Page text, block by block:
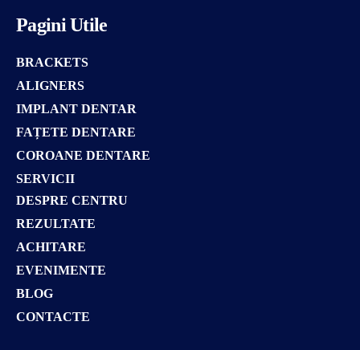
Pagini Utile
BRACKETS
ALIGNERS
IMPLANT DENTAR
FAȚETE DENTARE
COROANE DENTARE
SERVICII
DESPRE CENTRU
REZULTATE
ACHITARE
EVENIMENTE
BLOG
CONTACTE